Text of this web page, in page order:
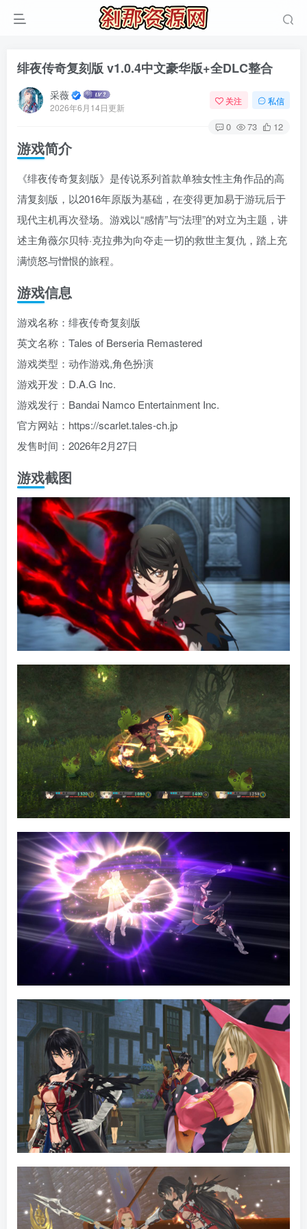
绯夜传奇复刻版 v1.0.4中文豪华版+全DLC整合
采薇
2026年6月14日更新
关注 私信
0 73 12
游戏简介
《绯夜传奇复刻版》是传说系列首款单独女性主角作品的高
清复刻版，以2016年原版为基础，在变得更加易于游玩后于
现代主机再次登场。游戏以“感情”与“法理”的对立为主题，讲
述主角薇尔贝特·克拉弗为向夺走一切的救世主复仇，踏上充
满愤怒与憎恨的旅程。
游戏信息
游戏名称：绯夜传奇复刻版
英文名称：Tales of Berseria Remastered
游戏类型：动作游戏,角色扮演
游戏开发：D.A.G Inc.
游戏发行：Bandai Namco Entertainment Inc.
官方网站：https://scarlet.tales-ch.jp
发售时间：2026年2月27日
游戏截图